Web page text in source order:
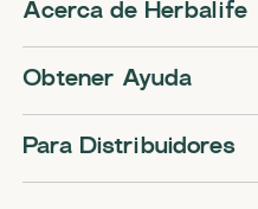
Acerca de Herbalife
Obtener Ayuda
Para Distribuidores